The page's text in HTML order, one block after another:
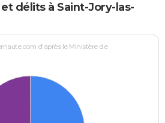
délits à Saint-Jory-las-
d'après le Ministère de